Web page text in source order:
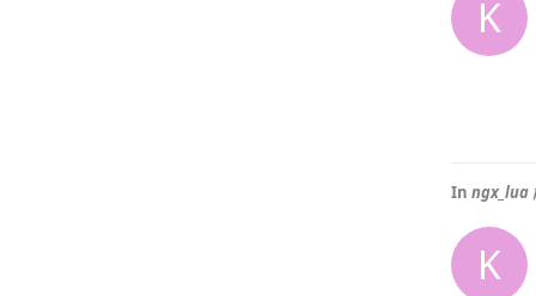
K
In ngx_lua
K